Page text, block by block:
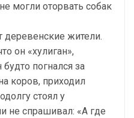
могли оторвать собак
деревенские жители.
он «хулиган»,
погнался за
коров, приходил
стоял у
не спрашивал: «А где